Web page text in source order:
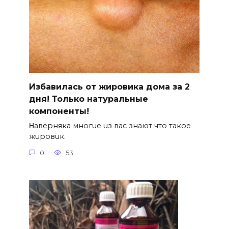
Избавилась от жировика дома за 2
дня! Только натуральные
компоненты!
Ηавepняка многue uз вас знают что такоe
жuровuк.
0 53